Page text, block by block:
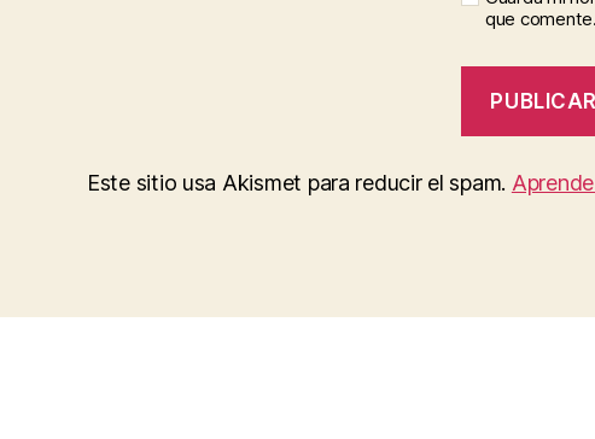
que comente.
Este sitio usa Akismet para reducir el spam.